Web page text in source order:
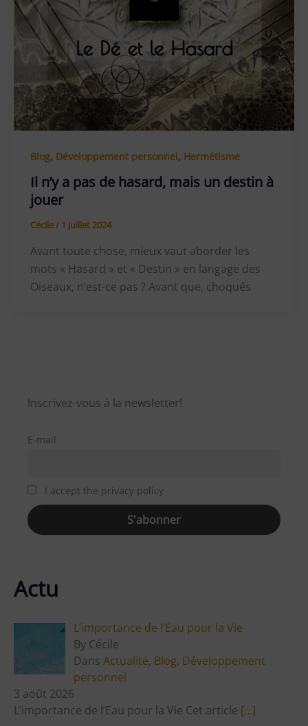
Blog, Développement personnel, Hermétisme
Il n’y a pas de hasard, mais un destin à
jouer
Cécile/ 1 juillet 2024
Avant toute chose, mieux vaut aborder les
mots « Hasard » et « Destin » en langage des
Oiseaux, n’est-ce pas ? Avant que, choqués
Inscrivez-vous à la newsletter!
E-mail
I accept the privacy policy
Actu
L’importance de l’Eau pour la Vie
By Cécile
Dans Actualité, Blog, Développement
personnel
3 août 2026
L’importance de l’Eau pour la Vie Cet article […]